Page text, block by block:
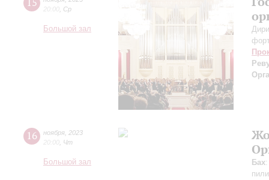
20:00 Ср
Большой зал
16 ноября 2023
20:00 Чт
Большой зал Бах